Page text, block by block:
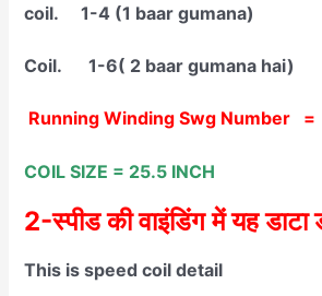
coil. 1-4 (1 baar gumana)
Coil. 1-6( 2 baar gumana hai)
Running Winding Swg Number
COIL SIZE = 25.5 INCH
2-स्पीड की वाइंडिंग में यह डाटा
This is speed coil detail